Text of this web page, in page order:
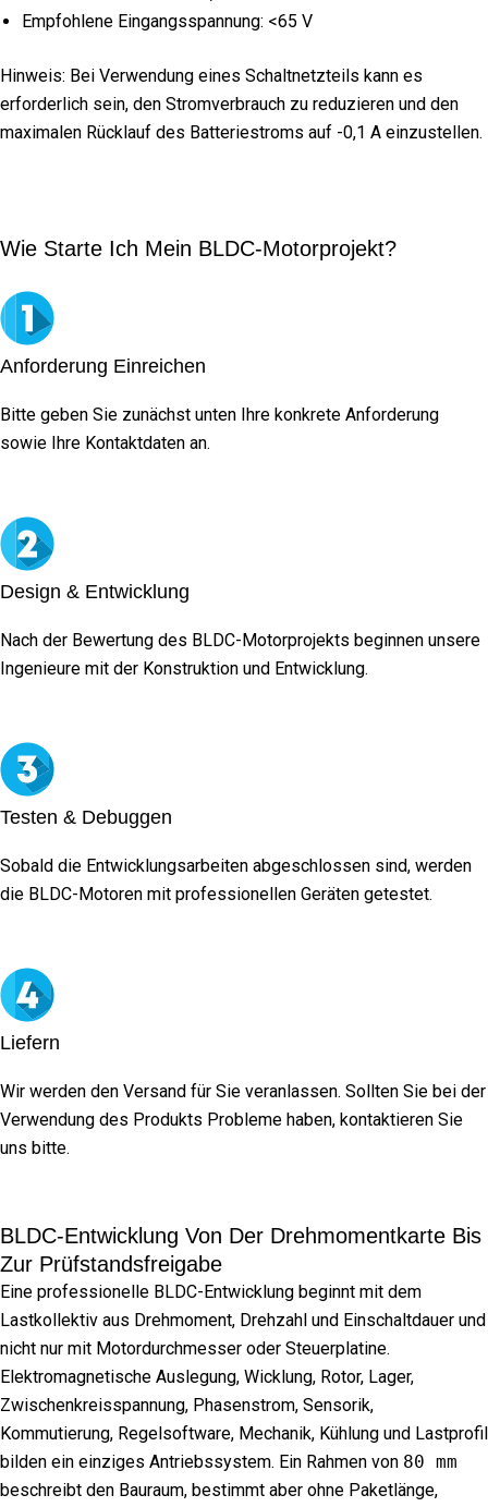
Empfohlene Eingangsspannung: <65 V
Hinweis: Bei Verwendung eines Schaltnetzteils kann es
erforderlich sein, den Stromverbrauch zu reduzieren und den
maximalen Rücklauf des Batteriestroms auf -0,1 A einzustellen.
Wie Starte Ich Mein BLDC-Motorprojekt?
Anforderung Einreichen
Bitte geben Sie zunächst unten Ihre konkrete Anforderung
sowie Ihre Kontaktdaten an.
Design & Entwicklung
Nach der Bewertung des BLDC-Motorprojekts beginnen unsere
Ingenieure mit der Konstruktion und Entwicklung.
Testen & Debuggen
Sobald die Entwicklungsarbeiten abgeschlossen sind, werden
die BLDC-Motoren mit professionellen Geräten getestet.
Liefern
Wir werden den Versand für Sie veranlassen. Sollten Sie bei der
Verwendung des Produkts Probleme haben, kontaktieren Sie
uns bitte.
BLDC-Entwicklung Von Der Drehmomentkarte Bis
Zur Prüfstandsfreigabe
Eine professionelle BLDC-Entwicklung beginnt mit dem
Lastkollektiv aus Drehmoment, Drehzahl und Einschaltdauer und
nicht nur mit Motordurchmesser oder Steuerplatine.
Elektromagnetische Auslegung, Wicklung, Rotor, Lager,
Zwischenkreisspannung, Phasenstrom, Sensorik,
Kommutierung, Regelsoftware, Mechanik, Kühlung und Lastprofil
bilden ein einziges Antriebssystem. Ein Rahmen von 80 mm
beschreibt den Bauraum, bestimmt aber ohne Paketlänge,